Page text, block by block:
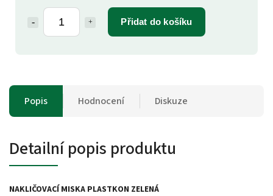
Přidat do košíku
Popis Hodnocení Diskuze
Detailní popis produktu
NAKLIČOVACÍ MISKA PLASTKON ZELENÁ